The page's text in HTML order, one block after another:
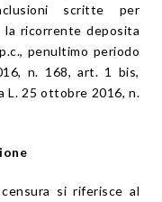
scritte per
la ricorrente deposita
penultimo periodo
n. 168, art. 1 bis,
L. 25 ottobre 2016, n.
si riferisce al